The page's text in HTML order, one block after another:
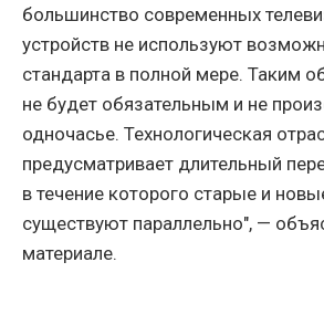
большинство современных
устройств не используют
стандарта в полной мере. Таким
не будет обязательным и не
одночасье. Технологическая
предусматривает длительный
в течение которого старые и
существуют параллельно", —
материале.